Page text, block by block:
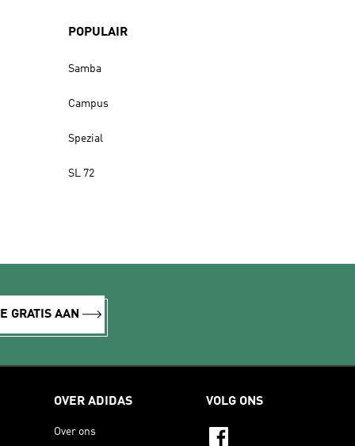
POPULAIR
Samba
Campus
Spezial
SL 72
GRATIS AAN
OVER ADIDAS
Over ons
VOLG ONS